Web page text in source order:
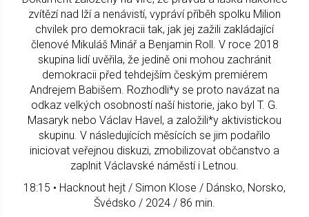
zvítězí nad lží a nenávistí, vypráví příběh spolku Milion
chvilek pro demokracii tak, jak jej zažili zakládající
členové Mikuláš Minář a Benjamin Roll. V roce 2018
skupina lidí uvěřila, že jedině oni mohou zachránit
demokracii před tehdejším českým premiérem
Andrejem Babišem. Rozhodli*y se proto navázat na
odkaz velkých osobností naší historie, jako byl T. G.
Masaryk nebo Václav Havel, a založili*y aktivistickou
skupinu. V následujících měsících se jim podařilo
iniciovat veřejnou diskuzi, zmobilizovat občanstvo a
zaplnit Václavské náměstí i Letnou.
18:15 • Hacknout hejt / Simon Klose / Dánsko, Norsko,
Švédsko / 2024 / 86 min.